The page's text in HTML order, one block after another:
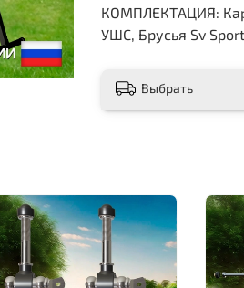
КОМПЛЕКТАЦИЯ:
УШС, Брусья Sv
Выбрать